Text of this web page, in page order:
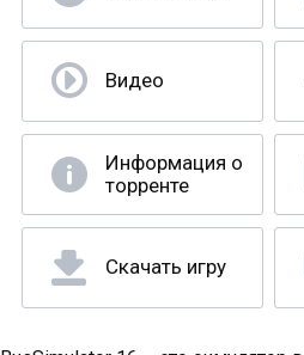
Видео
Информация о
торренте
Скачать игру